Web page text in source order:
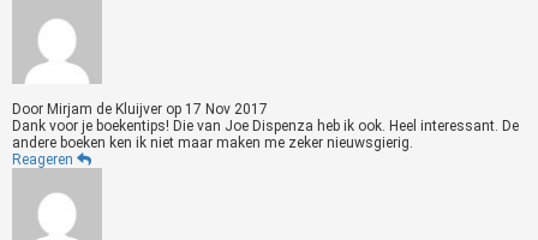
Door Mirjam de Kluijver op 17 Nov 2017
Dank voor je boekentips! Die van Joe Dispenza heb ik ook. Heel interessant. De
andere boeken ken ik niet maar maken me zeker nieuwsgierig.
Reageren